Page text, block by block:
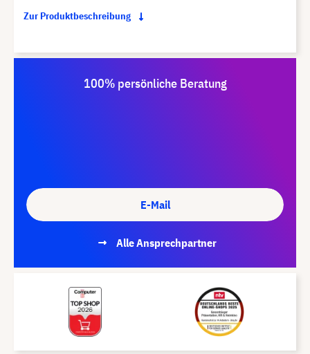
Zur Produktbeschreibung
100% persönliche Beratung
E-Mail
Alle Ansprechpartner